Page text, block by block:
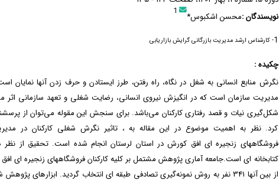
نویسندگان :محسن اشکبوس* 1
1- کارشناس ارشد مدیریت بازرگانی گرایش بازاریابی
چکیده :
نگرش منابع انسانی به شغل در نگاه، راه رفتن، طرز ایستادن و حرف زدن آنها نمایان
مدیریت سازمان است که در انگیزش نیروی انسانی، رضایت شغلی و تعهد سازمانی اثر
شکل‌گیری نیات و قصد رفتاری کارکنان می‌باشد. برای سنجش این مقوله می‌توان از
کرد. نظر به اهمیت موضوع در این مقاله به ، تاثیر نگرش شغلی کارکنان در مدیریت
فروشگاههای زنجیره ای افق کورش در استان لرستان انجام شده است. تحقیق از
کتابخانه ای است.جامعه آماری پژوهش مشتمل بر کلیه کارکنان فروشگاههای زنجیره ای
از بین آنها 341 نفر به روش نمونه‌گیری تصادفی طبقه ای انتخاب گردید. ابزارهای